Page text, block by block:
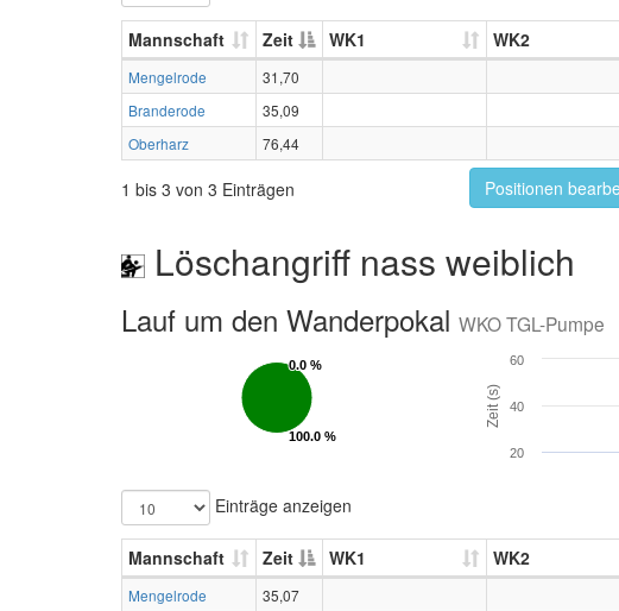
Mannschaft Zeit WK1 WK2
Mengelrode
31,70
Branderode
35,09
Oberharz
76,44
1 bis 3 von 3 Einträgen Positionen
Löschangriff nass weiblich
Lauf um den Wanderpokal WKO TGL-Pumpe
0.0 %
0.0 %
100.0 %
100.0 %
Zeit (s)
20
40
60
Einträge anzeigen
Mannschaft Zeit WK1 WK2
Mengelrode
35,07